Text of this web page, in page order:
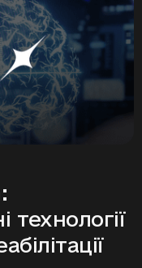
технології